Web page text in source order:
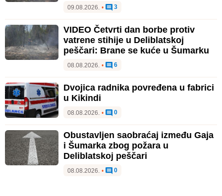
09.08.2026. • 3
VIDEO Četvrti dan borbe protiv
vatrene stihije u Deliblatskoj
peščari: Brane se kuće u Šumarku
08.08.2026. • 6
Dvojica radnika povređena u fabrici
u Kikindi
08.08.2026. • 0
Obustavljen saobraćaj između Gaja
i Šumarka zbog požara u
Deliblatskoj peščari
08.08.2026. • 0